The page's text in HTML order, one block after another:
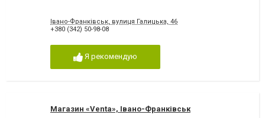
Івано-Франківськ, вулиця Галицька, 46
+380 (342) 50-98-08
Я рекомендую
Магазин «Venta», Івано-Франківськ